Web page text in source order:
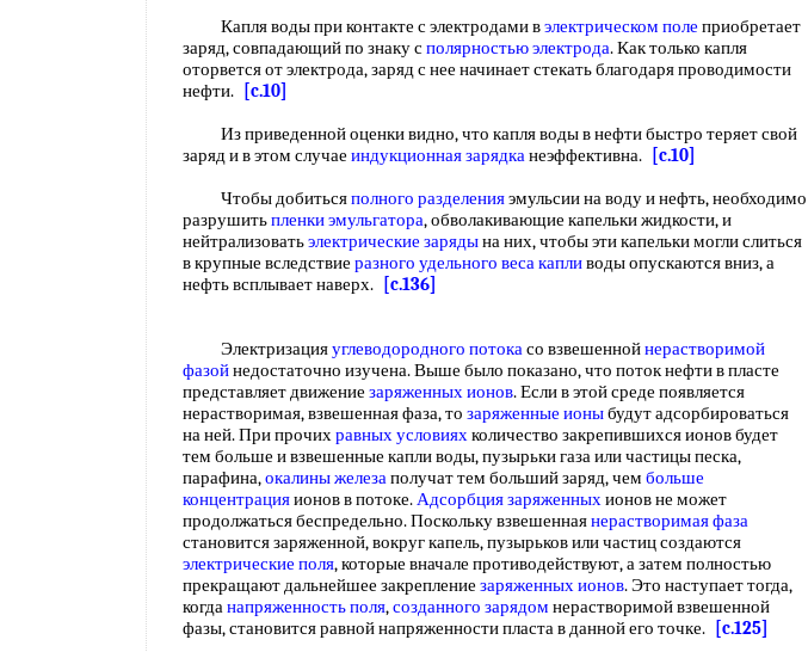
Капля воды при контакте с электродами вэлектрическом поле приобретает
заряд, совпадающий по знаку сполярностью электрода. Как только капля
оторвется от электрода, заряд с нее начинает стекать благодаря проводимости
нефти.
[c.10]
Из приведенной оценки видно, что капля воды в нефти быстро теряет свой
заряд и в этом случае индукционная зарядканеэффективна.
[c.10]
Чтобы добитьсяполного разделенияэмульсии на воду и нефть, необходимо
разрушитьпленки эмульгатора, обволакивающие капельки жидкости, и
нейтрализоватьэлектрические зарядына них, чтобы эти капельки могли слиться
в крупные вследствие разного удельного веса капливоды опускаются вниз, а
нефть всплывает наверх.
[c.136]
Электризацияуглеводородного потокасо взвешеннойнерастворимой
фазойнедостаточно изучена. Выше было показано, что поток нефти в пласте
представляет движение заряженных ионов. Если в этой среде появляется
нерастворимая, взвешенная фаза, то заряженные ионыбудут адсорбироваться
на ней. При прочихравных условияхколичество закрепившихся ионов будет
тем больше и взвешенные капли воды, пузырьки газа или частицы песка,
парафина,окалины железаполучат тем больший заряд, чем больше
концентрацияионов в потоке.Адсорбция заряженныхионов не может
продолжаться беспредельно. Поскольку взвешеннаянерастворимая фаза
становится заряженной, вокруг капель, пузырьков или частиц создаются
электрические поля, которые вначале противодействуют, а затем полностью
прекращают дальнейшее закрепление заряженных ионов. Это наступает тогда,
когданапряженность поля,созданного зарядом нерастворимой взвешенной
фазы, становится равной напряженности пласта в данной его точке.
[c.125]